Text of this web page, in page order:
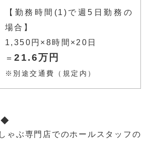
【勤務時間(1)で週5日勤務の
場合】
1,350円×8時間×20日
＝21.6万円
※別途交通費（規定内）
◆
ゃぶ専門店でのホールスタッフの